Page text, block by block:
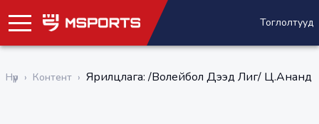
Тоглолтууд
Нүүр › Контент › Ярилцлага: /Волейбол Дээд Лиг/ Ц.Ананд